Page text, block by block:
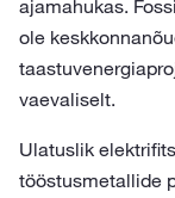
ajamahukas.
ole
vaevaliselt.
Ulatuslik
tööstusmetallide